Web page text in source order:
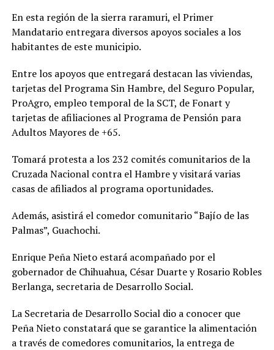
En esta región de la sierra raramuri, el Primer
Mandatario entregara diversos apoyos sociales a los
habitantes de este municipio.
Entre los apoyos que entregará destacan las viviendas,
tarjetas del Programa Sin Hambre, del Seguro Popular,
ProAgro, empleo temporal de la SCT, de Fonart y
tarjetas de afiliaciones al Programa de Pensión para
Adultos Mayores de +65.
Tomará protesta a los 232 comités comunitarios de la
Cruzada Nacional contra el Hambre y visitará varias
casas de afiliados al programa oportunidades.
Además, asistirá el comedor comunitario “Bajío de las
Palmas”, Guachochi.
Enrique Peña Nieto estará acompañado por el
gobernador de Chihuahua, César Duarte y Rosario Robles
Berlanga, secretaria de Desarrollo Social.
La Secretaria de Desarrollo Social dio a conocer que
Peña Nieto constatará que se garantice la alimentación
a través de comedores comunitarios, la entrega de